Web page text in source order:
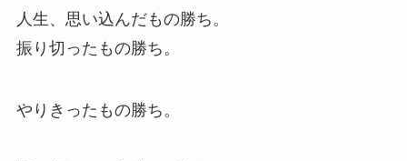
人生、思い込んだもの勝ち。
振り切ったもの勝ち。
やりきったもの勝ち。